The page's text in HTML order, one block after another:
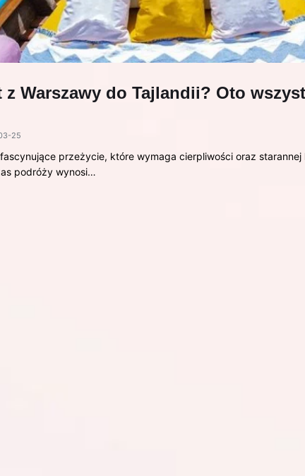
z Warszawy do Tajlandii? Oto
25
przeżycie, które wymaga cierpliwości oraz
podróży wynosi…